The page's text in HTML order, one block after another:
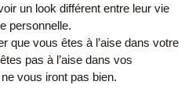
un look différent entre leur vie
personnelle.
que vous êtes à l’aise dans votre
pas à l’aise dans vos
vous iront pas bien.